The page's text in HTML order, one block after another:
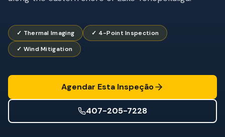
Certificação de Telhado
Segurança Pós-Furacão
Imagem Térmica
✓ Thermal Imaging
✓ 4-Point Inspection
✓ Wind Mitigation
Agendar Esta Inspeção
407-205-7228